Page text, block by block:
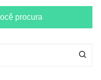
procura